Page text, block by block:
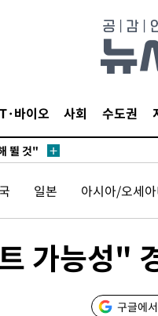
바이오 사회 수도권
뛸 것"
]
일본 아시아/오세
가능성"
구글에